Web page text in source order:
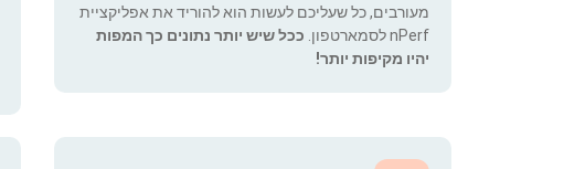
מעורבים, כל שעליכם לעשות הוא להוריד את אפליקציית
nPerf לסמארטפון.
ככל שיש יותר נתונים כך המפות
יהיו מקיפות יותר!